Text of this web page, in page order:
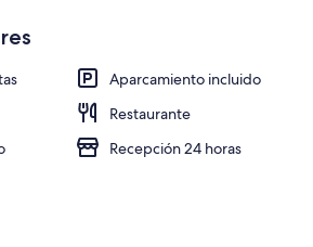
Fachada del alojamiento
Aparcamiento incluido
Restaurante
Recepción 24 horas